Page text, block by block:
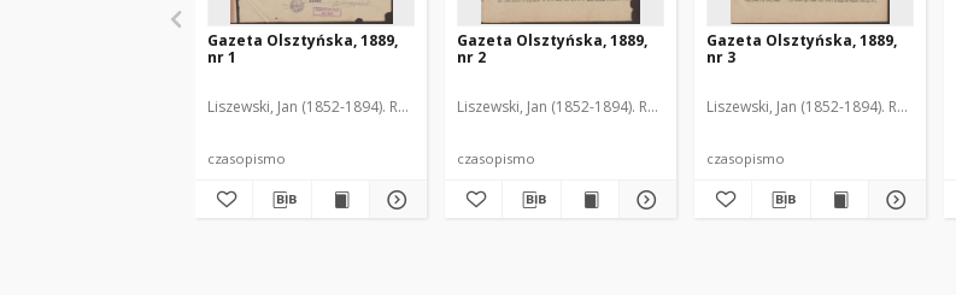
Gazeta Olsztyńska, 1889,
nr 1
Liszewski, Jan (1852-1894). Red.
czasopismo
Gazeta Olsztyńska, 1889,
nr 2
Liszewski, Jan (1852-1894). Red.
czasopismo
Gazeta Olsztyńska, 1889,
nr 3
Liszewski, Jan (1852-1894). Red.
czasopismo